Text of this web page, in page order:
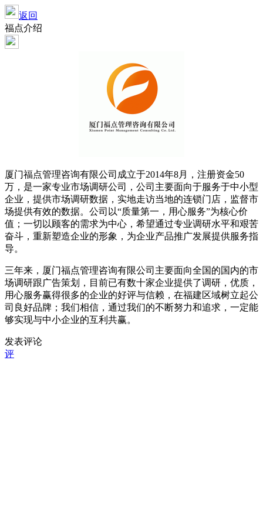
返回
福点介绍
厦门福点管理咨询有限公司成立于2014年8月，注册资金50
万，是一家专业市场调研公司，公司主要面向于服务于中小型
企业，提供市场调研数据，实地走访当地的连锁门店，监督市
场提供有效的数据。公司以“质量第一，用心服务”为核心价
值；一切以顾客的需求为中心，希望通过专业调研水平和艰苦
奋斗，重新塑造企业的形象，为企业产品推广发展提供服务指
导。
三年来，厦门福点管理咨询有限公司主要面向全国的国内的市
场调研跟广告策划，目前已有数十家企业提供了调研，优质，
用心服务赢得很多的企业的好评与信赖，在福建区域树立起公
司良好品牌；我们相信，通过我们的不断努力和追求，一定能
够实现与中小企业的互利共赢。
发表评论
评